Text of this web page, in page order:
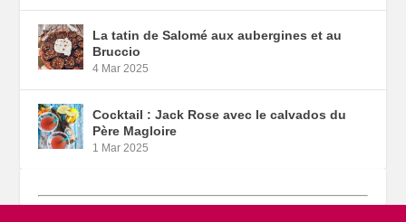
La tatin de Salomé aux aubergines et au
Bruccio
4 Mar 2025
Cocktail : Jack Rose avec le calvados du
Père Magloire
1 Mar 2025